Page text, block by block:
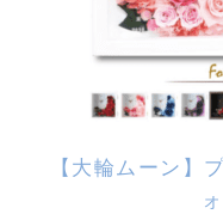
【大輪ムーン】